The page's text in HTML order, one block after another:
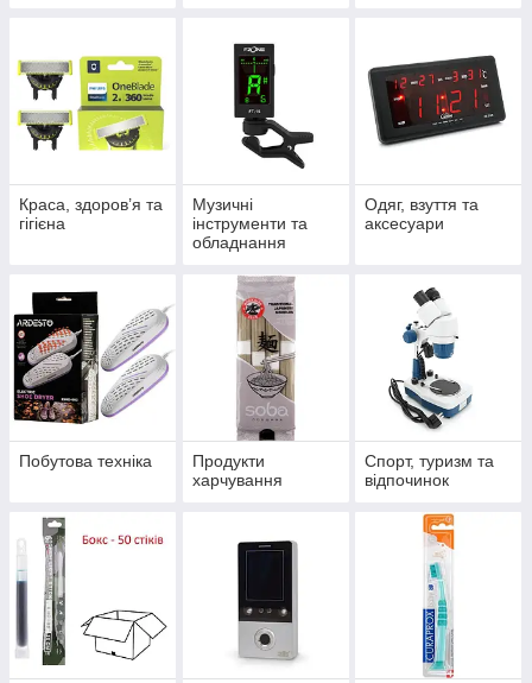
Краса, здоров’я та
гігієна
Музичні
інструменти та
обладнання
Одяг, взуття та
аксесуари
Побутова техніка
Продукти
харчування
Спорт, туризм та
відпочинок